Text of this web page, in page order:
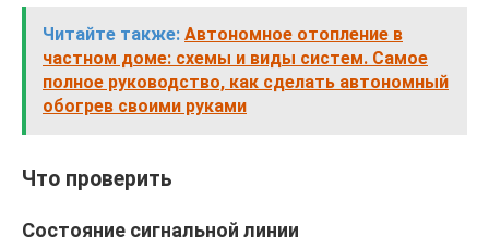
Читайте также: Автономное отопление в
частном доме: схемы и виды систем. Самое
полное руководство, как сделать автономный
обогрев своими руками
Что проверить
Состояние сигнальной линии